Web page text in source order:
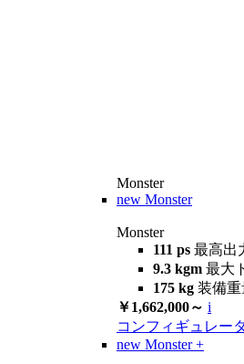
Monster
new Monster
Monster
111 ps 最高出
9.3 kgm 最大
175 kg 装備重
￥1,662,000～ i
コンフィギュレー
new Monster +